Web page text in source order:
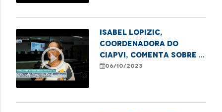
play_circle_outline
Isabel Lopizic,
coordenadora do
CIAPVI, comenta sobre o
Observatório dos
06/10/2023